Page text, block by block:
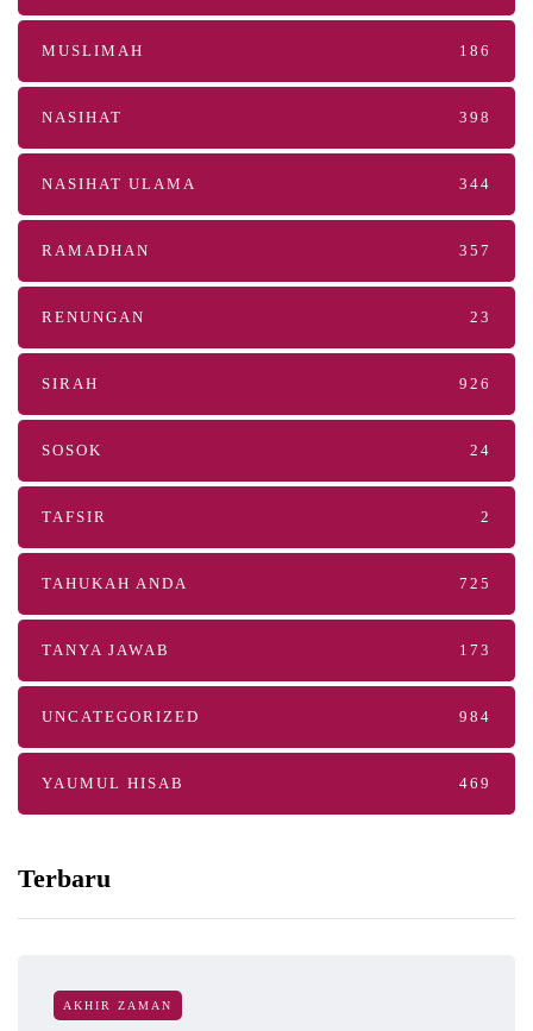
MUSLIMAH 186
NASIHAT 398
NASIHAT ULAMA 344
RAMADHAN 357
RENUNGAN 23
SIRAH 926
SOSOK 24
TAFSIR 2
TAHUKAH ANDA 725
TANYA JAWAB 173
UNCATEGORIZED 984
YAUMUL HISAB 469
Terbaru
AKHIR ZAMAN